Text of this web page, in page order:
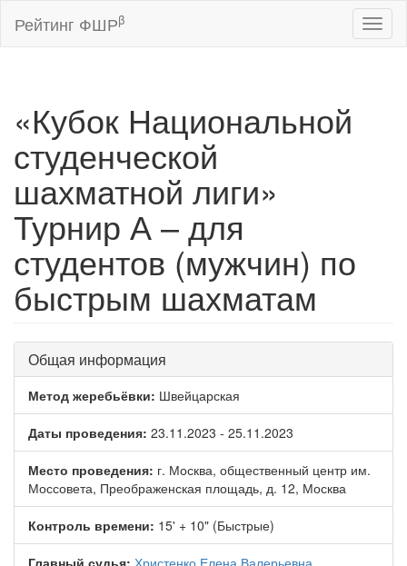
Рейтинг ФШРβ
«Кубок Национальной
студенческой
шахматной лиги»
Турнир А – для
студентов (мужчин) по
быстрым шахматам
Общая информация
Метод жеребьёвки: Швейцарская
Даты проведения: 23.11.2023 - 25.11.2023
Место проведения: г. Москва, общественный центр им.
Моссовета, Преображенская площадь, д. 12, Москва
Контроль времени: 15' + 10" (Быстрые)
Главный судья: Христенко Елена Валерьевна